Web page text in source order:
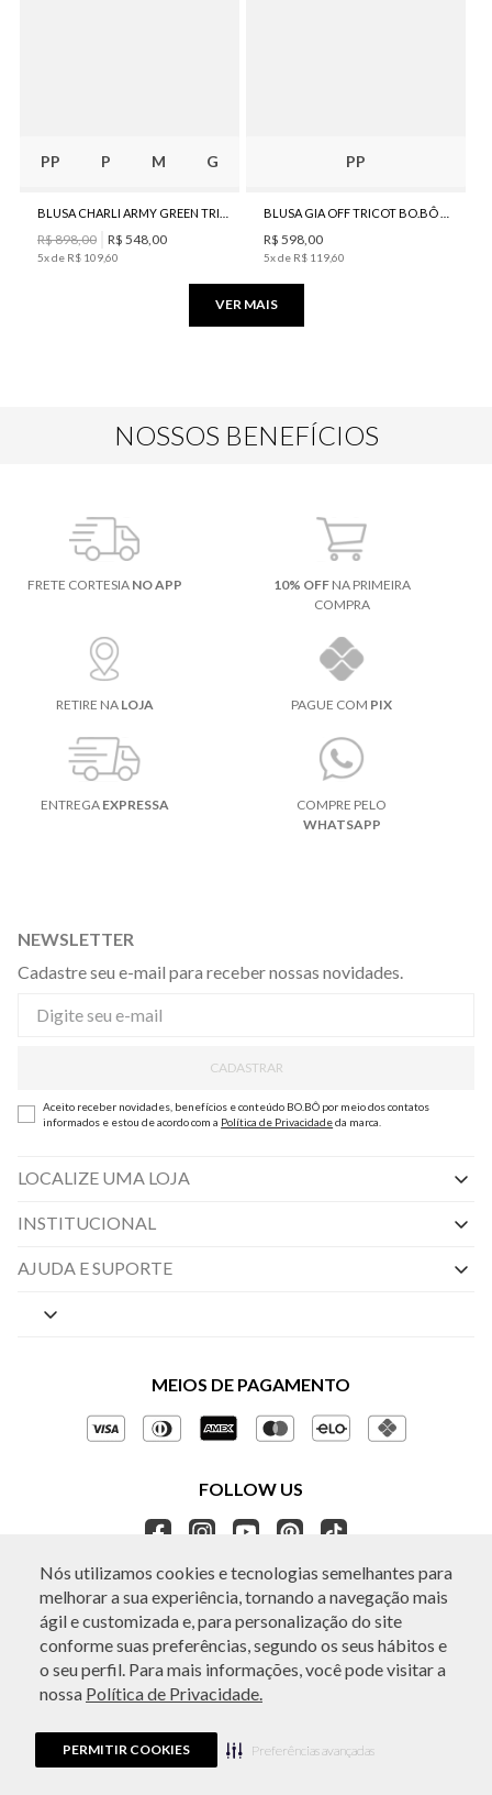
Nós utilizamos cookies e tecnologias semelhantes para
melhorar a sua experiência, tornando a navegação mais
ágil e customizada e, para personalização do site
conforme suas preferências, segundo os seus hábitos e
o seu perfil. Para mais informações, você pode visitar a
nossa Política de Privacidade.
PERMITIR COOKIES Preferências avançadas
PP P M G
R$898,00 R$ 548 00
5x de R$ 10960
PP
R$ 598 00
5x de R$ 11960
VER MAIS
NOSSOS BENEFÍCIOS
FRETE CORTESIA NO APP 10% OFFNA PRIMEIRA
COMPRA
RETIRE NA LOJA PAGUE COM PIX
ENTREGA EXPRESSA
COMPRE PELO
WHATSAPP
NEWSLETTER
Cadastre seu e-mail para receber nossas novidades.
CADASTRAR
Aceito receber novidades, benefícios e conteúdo BO.BÔ por meio dos contatos
informados e estou de acordo com a Política de Privacidadeda marca.
LOCALIZE UMA LOJA
INSTITUCIONAL
Nossas Lojas
Políticas de Privacidade
Gestão de Privacidade
Ética e Sustentabilidade
Seja um Revendedor
APP BO.BÔ
AJUDA E SUPORTE
Central de Preferências
Perguntas frequentes
Regulamentos e Promoções
MEIOS DE PAGAMENTO
FOLLOW US
© Copyright 2026 - Todos os direitos reservados. A BO.BÔ reserva-se no
disponibilidade de estoque a qualquer momento.
Em caso de dúvidas:0800 440 2222.
Horário de Atendimento:das 8h às 20h de segunda a sábado, exceto